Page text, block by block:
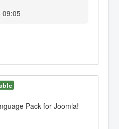
09:05
Pack for Joomla!